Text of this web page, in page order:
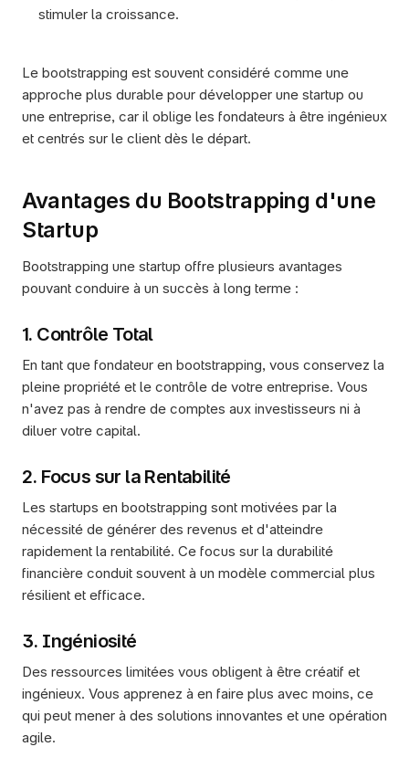
stimuler la croissance.
Le bootstrapping est souvent considéré comme une
approche plus durable pour développer une startup ou
une entreprise, car il oblige les fondateurs à être ingénieux
et centrés sur le client dès le départ.
Avantages du Bootstrapping d'une
Startup
Bootstrapping une startup offre plusieurs avantages
pouvant conduire à un succès à long terme :
1. Contrôle Total
En tant que fondateur en bootstrapping, vous conservez la
pleine propriété et le contrôle de votre entreprise. Vous
n'avez pas à rendre de comptes aux investisseurs ni à
diluer votre capital.
2. Focus sur la Rentabilité
Les startups en bootstrapping sont motivées par la
nécessité de générer des revenus et d'atteindre
rapidement la rentabilité. Ce focus sur la durabilité
financière conduit souvent à un modèle commercial plus
résilient et efficace.
3. Ingéniosité
Des ressources limitées vous obligent à être créatif et
ingénieux. Vous apprenez à en faire plus avec moins, ce
qui peut mener à des solutions innovantes et une opération
agile.